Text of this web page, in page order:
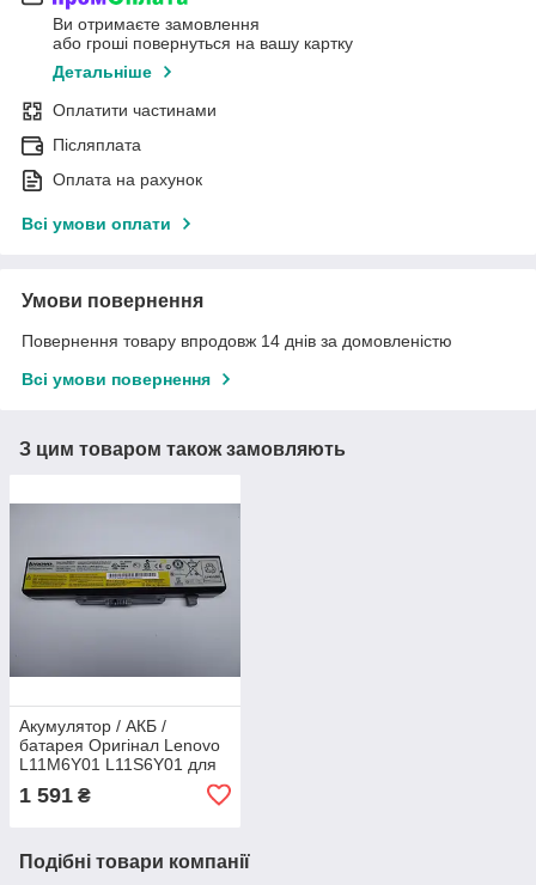
Ви отримаєте замовлення
або гроші повернуться на вашу картку
Детальніше
Оплатити частинами
Післяплата
Оплата на рахунок
Всі умови оплати
Умови повернення
Повернення товару впродовж 14 днів за домовленістю
Всі умови повернення
З цим товаром також замовляють
Акумулятор / АКБ /
батарея Оригінал Lenovo
L11M6Y01 L11S6Y01 для
IdeaPad G500 G510 G580
G480 G700 Y580 G585
1 591 ₴
Подібні товари компанії